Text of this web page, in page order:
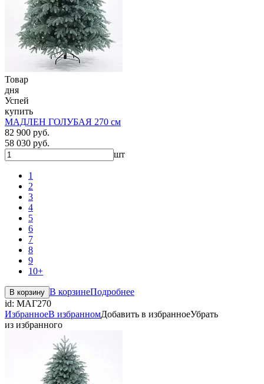
Товар
дня
Успей
купить
МАДЛЕН ГОЛУБАЯ 270 см
82 900 руб.
58 030 руб.
шт
1
2
3
4
5
6
7
8
9
10+
В корзину В корзинеПодробнее
id: МАГ270
ИзбранноеВ избранномДобавить в избранноеУбрать
из избранного